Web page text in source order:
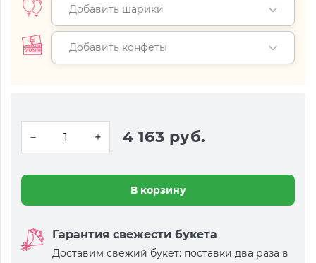
Добавить шарики
Добавить конфеты
4 163 руб.
В корзину
Гарантия свежести букета
Доставим свежий букет: поставки два раза в